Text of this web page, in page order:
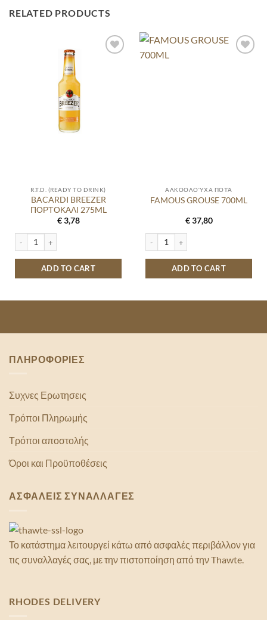
RELATED PRODUCTS
R.T.D. (READY TO DRINK)
BACARDI BREEZER
ΠΟΡΤΟΚΑΛΙ 275ML
€3,78
BACARDI BREEZER ΠΟΡΤΟΚΑΛΙ 275ML quantity
ADD TO CART
ΑΛΚΟΟΛΟΎΧΑ ΠΟΤΆ
FAMOUS GROUSE 700ML
€37,80
FAMOUS GROUSE 700ML quantity
ADD TO CART
ΠΛΗΡΟΦΟΡΙΕΣ
Συχνες Ερωτησεις
Τρόποι Πληρωμής
Τρόποι αποστολής
Όροι και Προϋποθέσεις
ΑΣΦΑΛΕΙΣ ΣΥΝΑΛΛΑΓΕΣ
Το κατάστημα λειτουργεί κάτω από ασφαλές περιβάλλον για
τις συναλλαγές σας, με την πιστοποίηση από την Thawte.
RHODES DELIVERY